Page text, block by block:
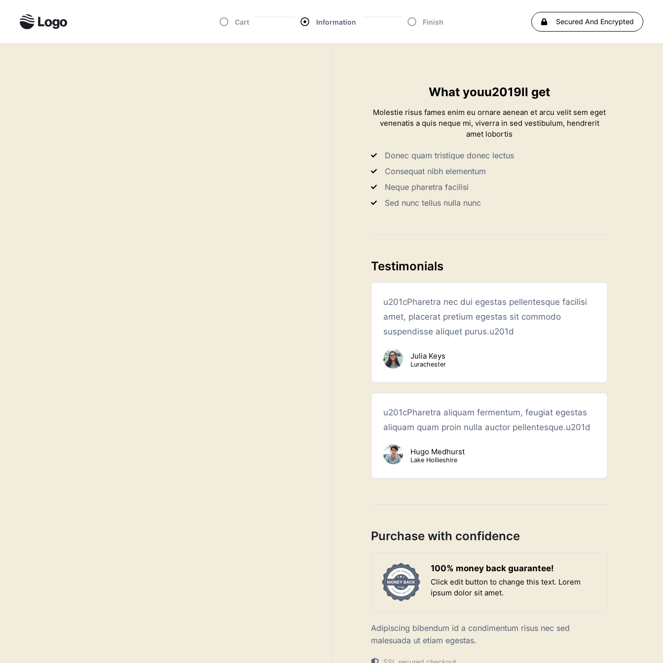
Cart Information Finish Secured And Encrypted
What youu2019ll get
Molestie risus fames enim eu ornare aenean et arcu velit sem eget
venenatis a quis neque mi, viverra in sed vestibulum, hendrerit
amet lobortis
Donec quam tristique donec lectus
Consequat nibh elementum
Neque pharetra facilisi
Sed nunc tellus nulla nunc
Testimonials
u201cPharetra nec dui egestas pellentesque facilisi
amet, placerat pretium egestas sit commodo
suspendisse aliquet purus.u201d
Julia Keys
Lurachester
u201cPharetra aliquam fermentum, feugiat egestas
aliquam quam proin nulla auctor pellentesque.u201d
Hugo Medhurst
Lake Hollieshire
Purchase with confidence
100% money back guarantee!
Click edit button to change this text. Lorem
ipsum dolor sit amet.
Adipiscing bibendum id a condimentum risus nec sed
malesuada ut etiam egestas.